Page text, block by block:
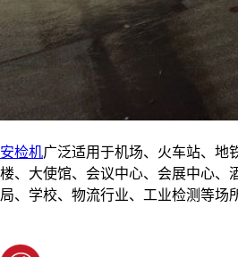
安检机广泛适用于机场、火车站、地
楼、大使馆、会议中心、会展中心、
局、学校、物流行业、工业检测等场